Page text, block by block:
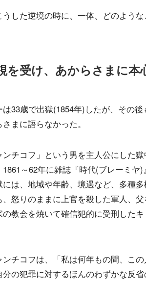
した逆境の時に、一体、どのよう
を受け、あからさまに本
は33歳で出獄(1854年)したが、その
まに語らなかった。
ンチコフ」という男を主人公にした
～62年に雑誌『時代(ブレーミヤ
は、地域や年齢、境遇など、多種
怒りのままに上官を殺した軍人、
教会を焼いて確信犯的に受刑した
チコフは、「私は何年もの間、こ
の犯罪に対するほんのわずかな反